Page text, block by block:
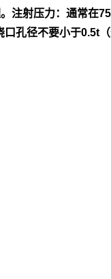
注射压力：通常在
口孔径不要小于0.5t